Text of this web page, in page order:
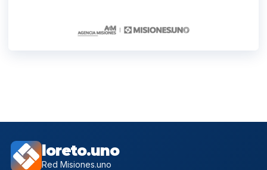
loreto.uno
Red Misiones.uno